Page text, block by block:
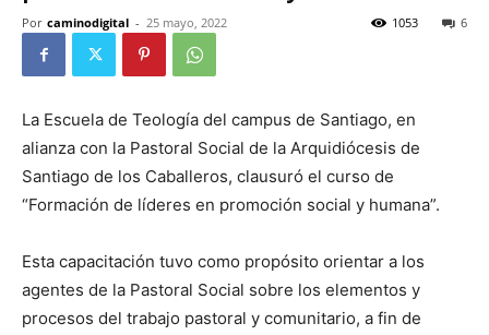
Por caminodigital - 25 mayo, 2022 6
1053
La Escuela de Teología del campus de Santiago, en
alianza con la Pastoral Social de la Arquidiócesis de
Santiago de los Caballeros, clausuró el curso de
“Formación de líderes en promoción social y humana”.
Esta capacitación tuvo como propósito orientar a los
agentes de la Pastoral Social sobre los elementos y
procesos del trabajo pastoral y comunitario, a fin de